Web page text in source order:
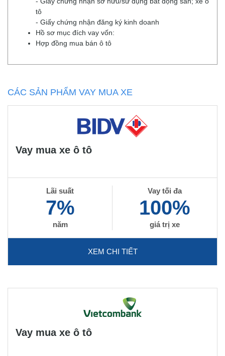
tô
- Giấy chứng nhận đăng ký kinh doanh
Hồ sơ mục đích vay vốn:
Hợp đồng mua bán ô tô
CÁC SẢN PHẨM VAY MUA XE
Vay mua xe ô tô
Lãi suất
7%
năm
Vay tối đa
100%
giá trị xe
XEM CHI TIẾT
Vay mua xe ô tô